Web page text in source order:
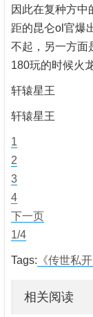
因此在复种方中
距的昆仑ol官爆
不起，另一方面
180玩的时候火
轩辕星王
轩辕星王
1
2
3
4
下一页
1/4
Tags: 《传世私
相关阅读